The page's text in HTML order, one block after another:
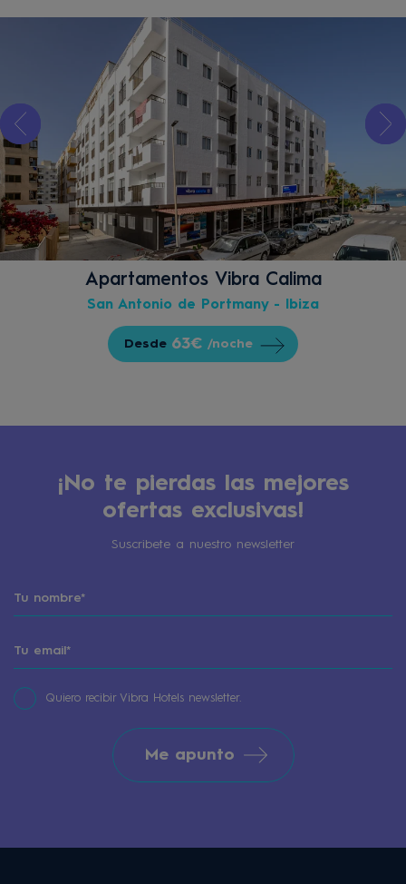
Apartamentos Vibra Calima
San Antonio de Portmany - Ibiza
Desde 63€ /noche
¡No te pierdas las mejores
ofertas exclusivas!
Suscribete a nuestro newsletter
Quiero recibir Vibra Hotels newsletter.
Me apunto